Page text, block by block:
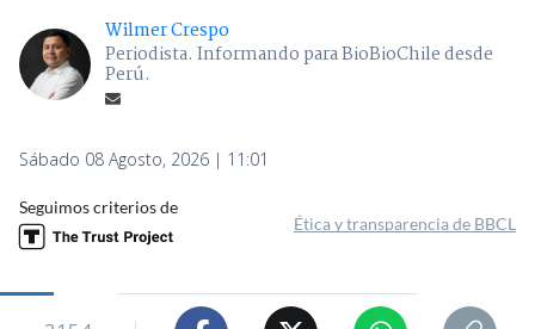
Wilmer Crespo
Periodista. Informando para BioBioChile desde
Perú.
Sábado 08 Agosto, 2026 | 11:01
Seguimos criterios de
Ética y transparencia de BBCL